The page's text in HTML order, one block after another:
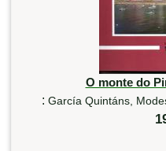
O monte do
: García Quintáns,